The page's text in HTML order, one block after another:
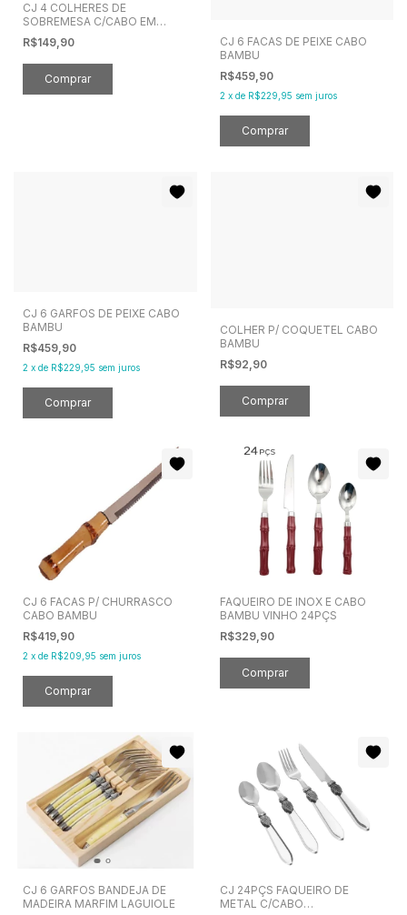
CJ 4 COLHERES DE
SOBREMESA C/CABO EM
BAMBU TULUM DOURADO
R$149,90
CJ 6 FACAS DE PEIXE CABO
BAMBU
R$459,90
2 x de R$229,95 sem juros
CJ 6 GARFOS DE PEIXE CABO
BAMBU
R$459,90
2 x de R$229,95 sem juros
COLHER P/ COQUETEL CABO
BAMBU
R$92,90
CJ 6 FACAS P/ CHURRASCO
CABO BAMBU
R$419,90
2 x de R$209,95 sem juros
FAQUEIRO DE INOX E CABO
BAMBU VINHO 24PÇS
R$329,90
CJ 6 GARFOS BANDEJA DE
MADEIRA MARFIM LAGUIOLE
CJ 24PÇS FAQUEIRO DE
METAL C/CABO